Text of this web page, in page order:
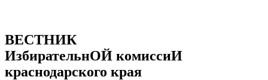
ВЕСТНИК
ИзбирательнОЙ комиссиИ
краснодарского края